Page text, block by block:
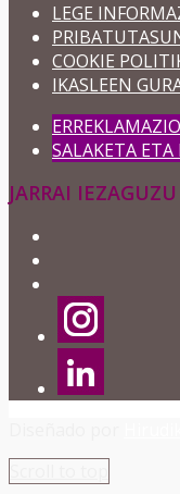
LEGE
COOKIE
IKASLEEN
SALAKETA
JARRAI IEZAGUZU